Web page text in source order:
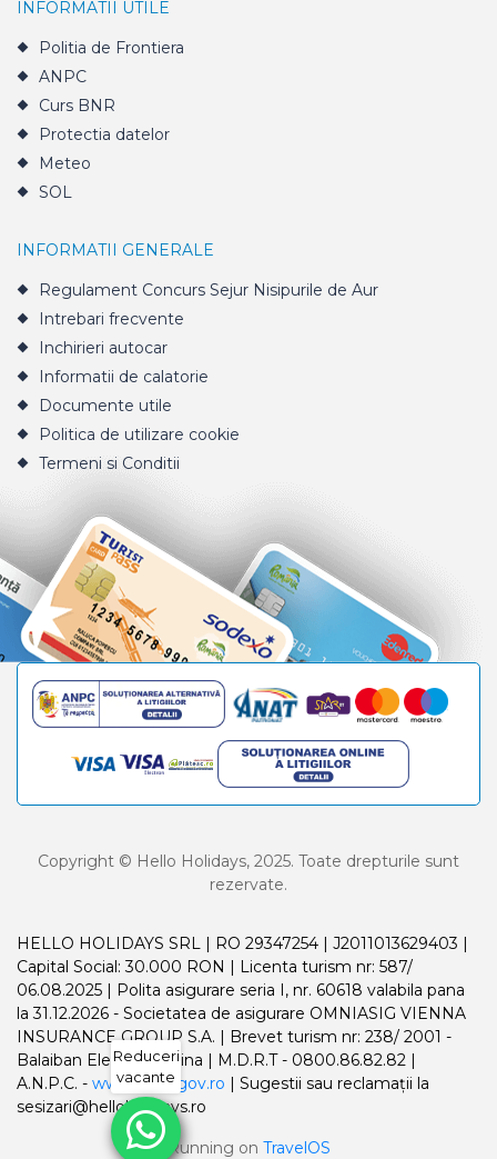
INFORMATII UTILE
Politia de Frontiera
ANPC
Curs BNR
Protectia datelor
Meteo
SOL
INFORMATII GENERALE
Regulament Concurs Sejur Nisipurile de Aur
Intrebari frecvente
Inchirieri autocar
Informatii de calatorie
Documente utile
Politica de utilizare cookie
Termeni si Conditii
Copyright © Hello Holidays, 2025. Toate drepturile sunt
rezervate.
HELLO HOLIDAYS SRL | RO 29347254 | J2011013629403 |
Capital Social: 30.000 RON | Licenta turism nr: 587/
06.08.2025 | Polita asigurare seria I, nr. 60618 valabila pana
la 31.12.2026 - Societatea de asigurare OMNIASIG VIENNA
INSURANCE GROUP S.A. | Brevet turism nr: 238/ 2001 -
Balaiban Elena Madalina | M.D.R.T - 0800.86.82.82 |
A.N.P.C. - www.anpc.gov.ro | Sugestii sau reclamații la
sesizari@helloholidays.ro
Running on TravelOS
Reduceri
vacante